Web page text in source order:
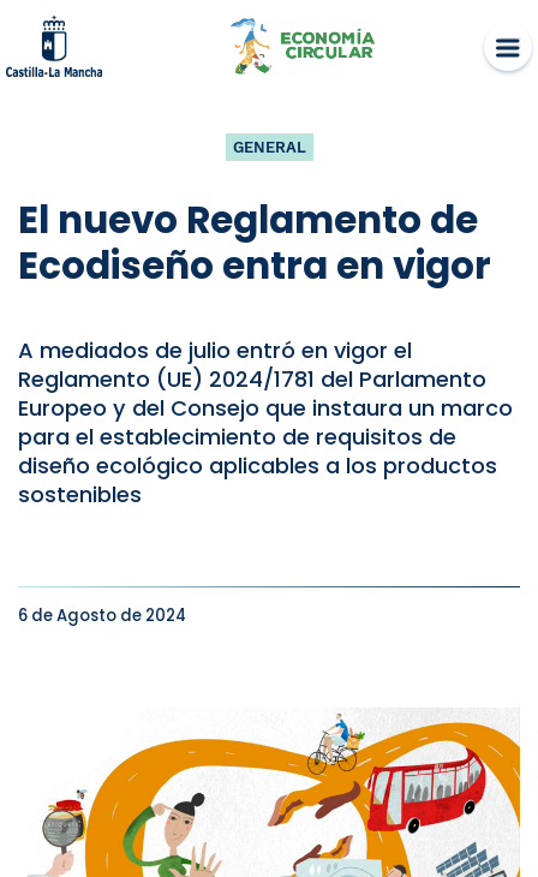
content
GENERAL
El nuevo Reglamento de
Ecodiseño entra en vigor
A mediados de julio entró en vigor el
Reglamento (UE) 2024/1781 del Parlamento
Europeo y del Consejo que instaura un marco
para el establecimiento de requisitos de
diseño ecológico aplicables a los productos
sostenibles
6 de Agosto de 2024